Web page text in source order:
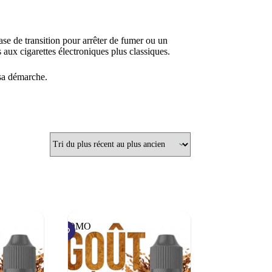
de transition pour arrêter de fumer ou un
cigarettes électroniques plus classiques.
démarche.
PROMO